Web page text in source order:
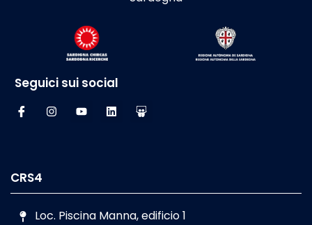
Seguici sui social
CRS4
Loc. Piscina Manna, edificio 1